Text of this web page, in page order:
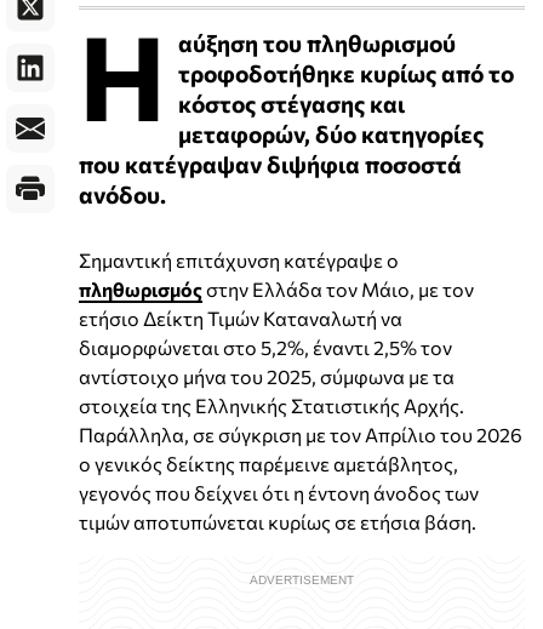
Η
αύξηση του πληθωρισμού
τροφοδοτήθηκε κυρίως από το
κόστος στέγασης και
μεταφορών, δύο κατηγορίες
που κατέγραψαν διψήφια ποσοστά
ανόδου.
Σημαντική επιτάχυνση κατέγραψε ο
πληθωρισμόςστην Ελλάδα τον Μάιο, με τον
ετήσιο Δείκτη Τιμών Καταναλωτή να
διαμορφώνεται στο 5,2%, έναντι 2,5% τον
αντίστοιχο μήνα του 2025, σύμφωνα με τα
στοιχεία της Ελληνικής Στατιστικής Αρχής.
Παράλληλα, σε σύγκριση με τον Απρίλιο του 2026
ο γενικός δείκτης παρέμεινε αμετάβλητος,
γεγονός που δείχνει ότι η έντονη άνοδος των
τιμών αποτυπώνεται κυρίως σε ετήσια βάση.